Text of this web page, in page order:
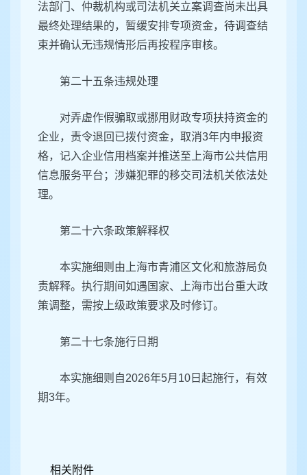
法部门、仲裁机构或司法机关立案调查尚未出具
最终处理结果的，暂缓安排专项资金，待调查结
束并确认无违规情形后再按程序审核。
第二十五条违规处理
对弄虚作假骗取或挪用财政专项扶持资金的
企业，责令退回已拨付资金，取消3年内申报资
格，记入企业信用档案并推送至上海市公共信用
信息服务平台；涉嫌犯罪的移交司法机关依法处
理。
第二十六条政策解释权
本实施细则由上海市青浦区文化和旅游局负
责解释。执行期间如遇国家、上海市出台重大政
策调整，需按上级政策要求及时修订。
第二十七条施行日期
本实施细则自2026年5月10日起施行，有效
期3年。
相关附件